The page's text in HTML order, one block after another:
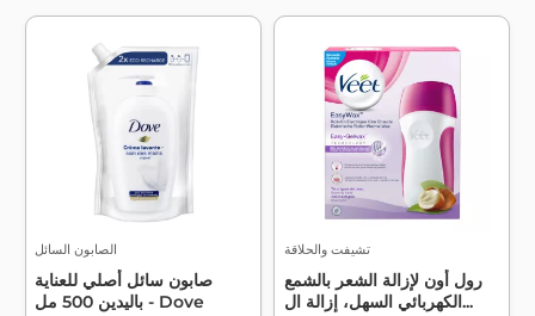
الصابون السائل
صابون سائل أصلي للعناية
باليدين 500 مل - Dove
تشيفت والحلاقة
رول أون لإزالة الشعر بالشمع
الكهربائي السهل، إزالة ال...